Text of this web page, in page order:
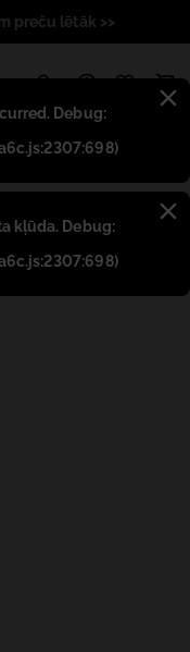
Debug:
kļūda. Debug:
preču lētāk >>